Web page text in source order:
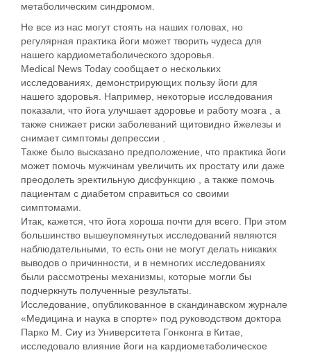
метаболическим синдромом.
Не все из нас могут стоять на наших головах, но
регулярная практика йоги может творить чудеса для
нашего кардиометаболического здоровья.
Medical News Today сообщает о нескольких
исследованиях, демонстрирующих пользу йоги для
нашего здоровья. Например, некоторые исследования
показали, что йога улучшает здоровье и работу мозга , а
также снижает риски заболеваний щитовидно йжелезы и
снимает симптомы депрессии .
Также было высказано предположение, что практика йоги
может помочь мужчинам увеличить их простату или даже
преодолеть эректильную дисфункцию , а также помочь
пациентам с диабетом справиться со своими
симптомами.
Итак, кажется, что йога хороша почти для всего. При этом
большинство вышеупомянутых исследований являются
наблюдательными, то есть они не могут делать никаких
выводов о причинности, и в немногих исследованиях
были рассмотрены механизмы, которые могли бы
подчеркнуть полученные результаты.
Исследование, опубликованное в скандинавском журнале
«Медицина и наука в спорте» под руководством доктора
Парко М. Сиу из Университета Гонконга в Китае,
исследовало влияние йоги на кардиометаболическое